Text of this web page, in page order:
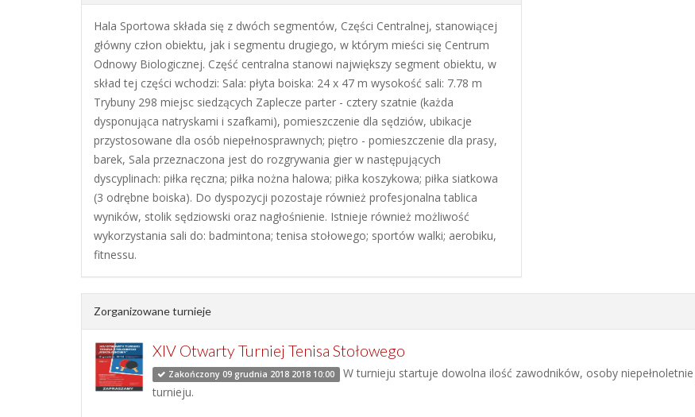
Hala Sportowa składa się z dwóch segmentów, Części Centralnej, stanowiącej
główny człon obiektu, jak i segmentu drugiego, w którym mieści się Centrum
Odnowy Biologicznej. Część centralna stanowi największy segment obiektu, w
skład tej części wchodzi: Sala: płyta boiska: 24 x 47 m wysokość sali: 7.78 m
Trybuny 298 miejsc siedzących Zaplecze parter - cztery szatnie (każda
dysponująca natryskami i szafkami), pomieszczenie dla sędziów, ubikacje
przystosowane dla osób niepełnosprawnych; piętro - pomieszczenie dla prasy,
barek, Sala przeznaczona jest do rozgrywania gier w następujących
dyscyplinach: piłka ręczna; piłka nożna halowa; piłka koszykowa; piłka siatkowa
(3 odrębne boiska). Do dyspozycji pozostaje również profesjonalna tablica
wyników, stolik sędziowski oraz nagłośnienie. Istnieje również możliwość
wykorzystania sali do: badmintona; tenisa stołowego; sportów walki; aerobiku,
fitnessu.
Zorganizowane turnieje
XIV Otwarty Turniej Tenisa Stołowego
Zakończony 09 grudnia 2018 2018 10:00 W turnieju startuje dowolna ilość zawodników, osoby
turnieju.